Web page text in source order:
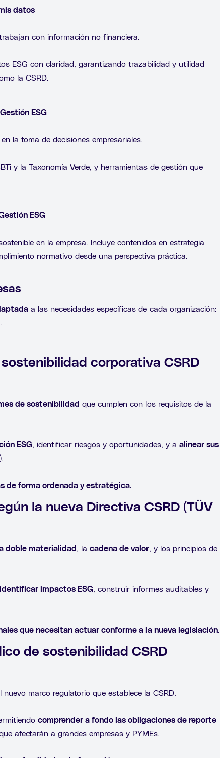
datos
con información no financiera.
ESG con claridad, garantizando trazabilidad y utilidad
la CSRD.
ESG
la toma de decisiones empresariales.
y la Taxonomía Verde, y herramientas de gestión que
ESG
en la empresa. Incluye contenidos en estrategia
normativo desde una perspectiva práctica.
a las necesidades específicas de cada organización:
corporativa CSRD
de sostenibilidad que cumplen con los requisitos de la
ESG, identificar riesgos y oportunidades, y a alinear sus
de forma ordenada y estratégica.
la nueva Directiva CSRD (TÜV
doble materialidad , la cadena de valor, y los principios de
identificar impactos ESG, construir informes auditables y
que necesitan actuar conforme a la nueva legislación.
de sostenibilidad CSRD
nuevo marco regulatorio que establece la CSRD.
comprender a fondo las obligaciones de reporte
afectarán a grandes empresas y PYMEs.